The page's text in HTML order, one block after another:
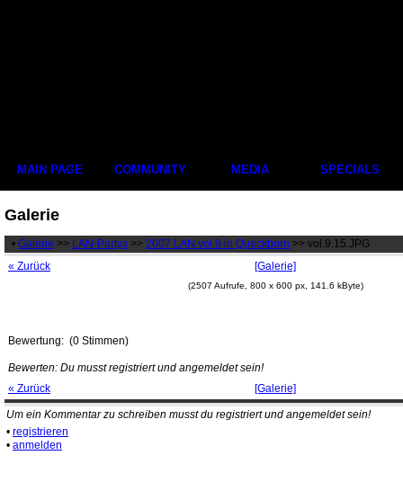
MAIN PAGE COMMUNITY MEDIA SPECIALS
Galerie
• Galerie >> LAN-Partys >> 2007 LAN vol.9 in Queckborn >> vol.9.15.JPG
« Zurück
[Galerie]
(2507 Aufrufe, 800 x 600 px, 141.6 kByte)
Bewertung: (0 Stimmen)
Bewerten: Du musst registriert und angemeldet sein!
« Zurück
[Galerie]
Um ein Kommentar zu schreiben musst du registriert und angemeldet sein!
• registrieren
• anmelden